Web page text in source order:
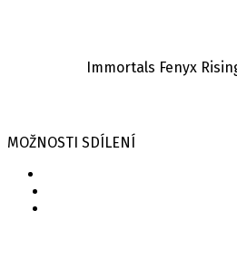
Immortals Fenyx
MOŽNOSTI SDÍLENÍ